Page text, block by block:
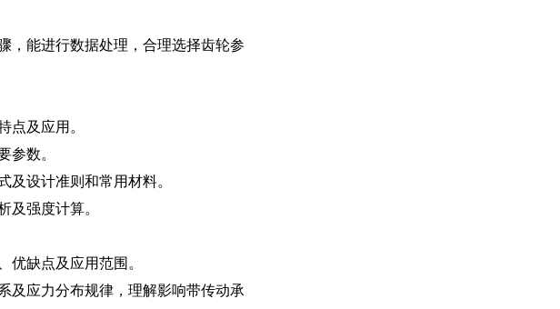
能进行数据处理，合理选择齿轮参
及应用。
数。
设计准则和常用材料。
强度计算。
缺点及应用范围。
应力分布规律，理解影响带传动承